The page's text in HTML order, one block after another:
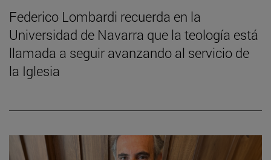
Federico Lombardi recuerda en la
Universidad de Navarra que la teología está
llamada a seguir avanzando al servicio de
la Iglesia